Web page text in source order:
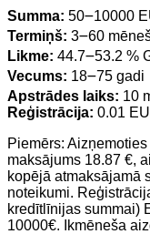
Summa: 50౼10000
Termiņš: 3౼60
Likme: 44.7౼53.2 %
Vecums: 18౼75 gadi
Apstrādes laiks: 10
Reģistrācija: 0.01
Piemērs:
maksājums 18.87 €,
kopējā atmaksājamā
noteikumi.
kredītlīnijas summai)
10000€. Ikmēneša